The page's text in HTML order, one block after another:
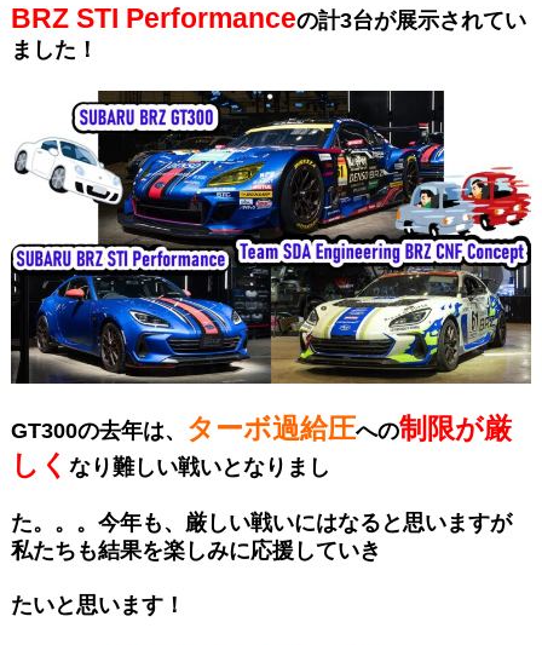
BRZ STI Performanceの計3台が展示されてい
ました！
GT300の去年は、 ターボ過給圧への制限が厳
しく なり難しい戦いとなりまし
た。。。 今年も、厳しい戦いにはなると思いますが
私たちも結果を楽しみに応援していき
たいと思います！